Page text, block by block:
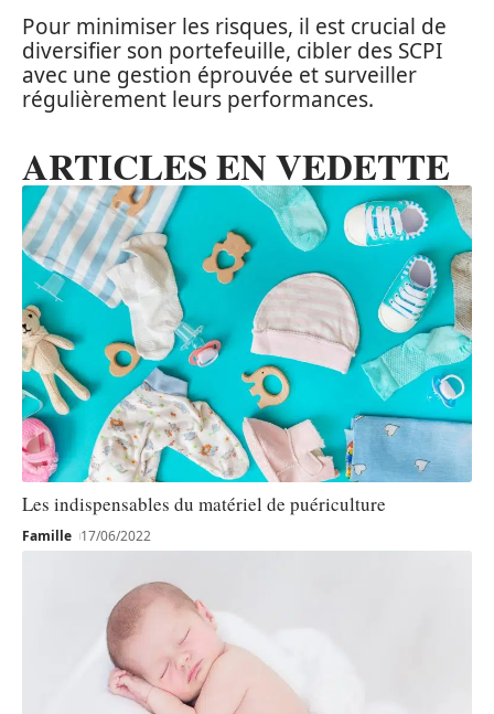
Pour minimiser les risques, il est crucial de
diversifier son portefeuille, cibler des SCPI
avec une gestion éprouvée et surveiller
régulièrement leurs performances.
ARTICLES EN VEDETTE
Les indispensables du matériel de puériculture
Famille 17/06/2022